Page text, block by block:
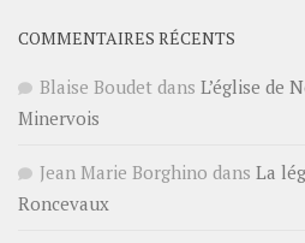
COMMENTAIRES RÉCENTS
Blaise Boudet dans L’église de
Minervois
Jean Marie Borghino dans La
Roncevaux